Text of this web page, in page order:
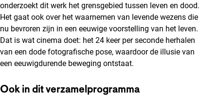
onderzoekt dit werk het grensgebied tussen leven en dood.
Het gaat ook over het waarnemen van levende wezens die
nu bevroren zijn in een eeuwige voorstelling van het leven.
Dat is wat cinema doet: het 24 keer per seconde herhalen
van een dode fotografische pose, waardoor de illusie van
een eeuwigdurende beweging ontstaat.
Ook in dit verzamelprogramma